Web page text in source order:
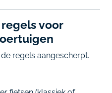
voor
regels aangescherpt.